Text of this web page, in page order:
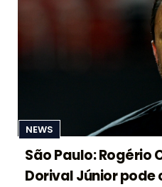
NEWS
São Paulo: Rogério
Dorival Júnior pode